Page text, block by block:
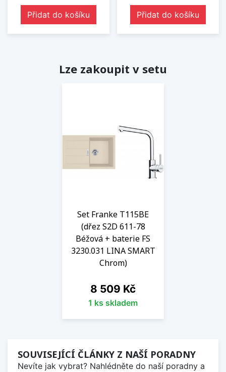
Přidat do košíku Přidat do košíku
Lze zakoupit v setu
Set Franke T115BE
(dřez S2D 611-78
Béžová + baterie FS
3230.031 LINA SMART
Chrom)
Cena
8 509 Kč
1 ks skladem
SOUVISEJÍCÍ ČLÁNKY Z NAŠÍ PORADNY
Nevíte jak vybrat? Nahlédněte do naší poradny a